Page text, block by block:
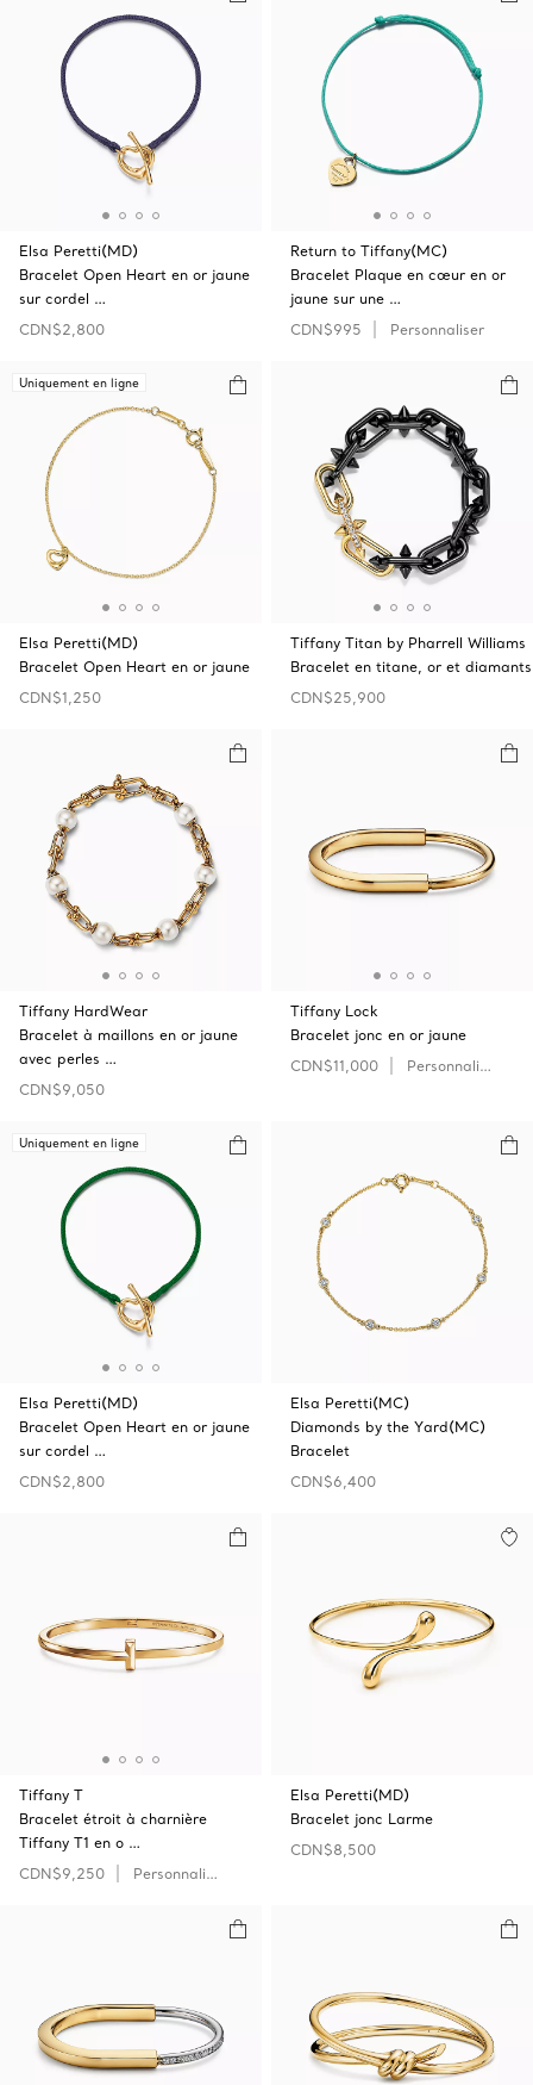
Elsa Peretti(MD)
Bracelet Open‎ Heart en or jaune
sur cordel …
CDN$2,800
Return to Tiffany(MC)
Bracelet Plaque en cœur en or
jaune sur une …
CDN$995
Personnaliser
Uniquement en ligne
Elsa Peretti(MD)
Bracelet Open‎ Heart en or jaune
CDN$1,250
Tiffany Titan by Pharrell Williams
Bracelet en titane, or et diamants
CDN$25,900
Tiffany HardWear
Bracelet à maillons en or jaune
avec perles …
CDN$9,050
Tiffany Lock
Bracelet jonc en or jaune
CDN$11,000
Personnaliser
Uniquement en ligne
Elsa Peretti(MD)
Bracelet Open‎ Heart en or jaune
sur cordel …
CDN$2,800
Elsa Peretti(MC)
Diamonds by the Yard(MC)
Bracelet
CDN$6,400
Tiffany T
Bracelet étroit à charnière
Tiffany T1 en o …
CDN$9,250
Personnaliser
Elsa Peretti(MD)
Bracelet jonc Larme
CDN$8,500